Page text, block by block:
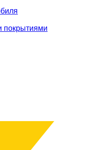
покрытиями